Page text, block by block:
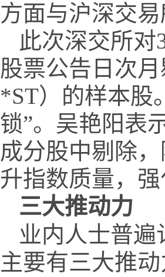
方面与沪深交
此次深交所
股票公告日次
*ST）的样本股
锁”。吴艳阳表
成分股中剔除
升指数质量，
三大推动力
业内人士普遍
主要有三大推动